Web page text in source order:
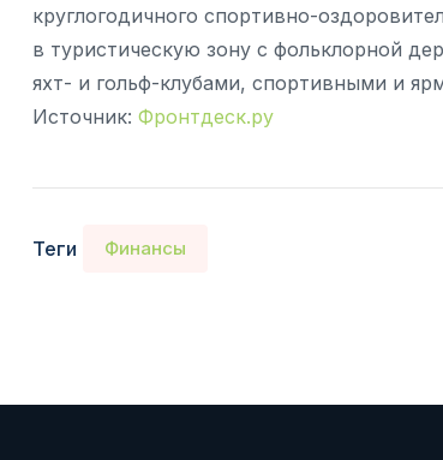
круглогодичного спортивно-
в туристическую зону с фольклорной
яхт- и гольф-клубами, спортивными и
Источник: Фронтдеск.ру
Теги Финансы